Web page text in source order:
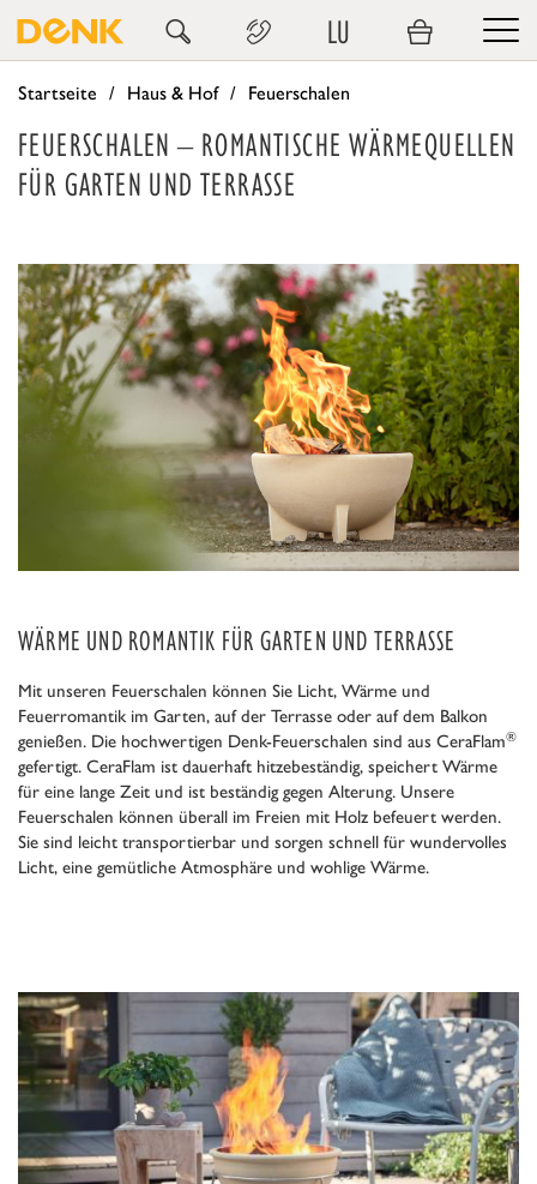
LU
Startseite Haus & Hof Feuerschalen
FEUERSCHALEN – ROMANTISCHE WÄRMEQUELLEN
FÜR GARTEN UND TERRASSE
WÄRME UND ROMANTIK FÜR GARTEN UND TERRASSE
Mit unseren Feuerschalen können Sie Licht, Wärme und
Feuerromantik im Garten, auf der Terrasse oder auf dem Balkon
genießen. Die hochwertigen Denk-Feuerschalen sind aus CeraFlam®
gefertigt. CeraFlam ist dauerhaft hitzebeständig, speichert Wärme
für eine lange Zeit und ist beständig gegen Alterung. Unsere
Feuerschalen können überall im Freien mit Holz befeuert werden.
Sie sind leicht transportierbar und sorgen schnell für wundervolles
Licht, eine gemütliche Atmosphäre und wohlige Wärme.